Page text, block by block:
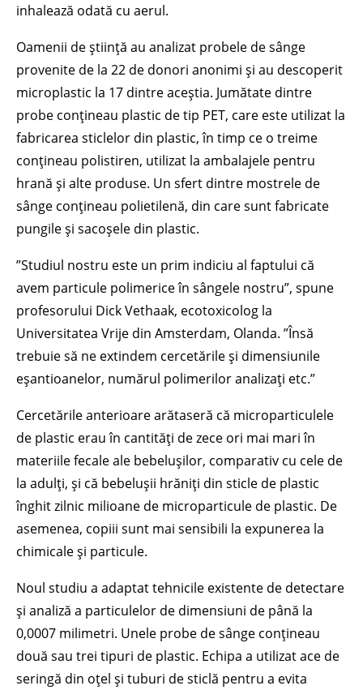
inhalează odată cu aerul.
Oamenii de știință au analizat probele de sânge
provenite de la 22 de donori anonimi și au descoperit
microplastic la 17 dintre aceștia. Jumătate dintre
probe conțineau plastic de tip PET, care este utilizat la
fabricarea sticlelor din plastic, în timp ce o treime
conțineau polistiren, utilizat la ambalajele pentru
hrană și alte produse. Un sfert dintre mostrele de
sânge conțineau polietilenă, din care sunt fabricate
pungile și sacoșele din plastic.
”Studiul nostru este un prim indiciu al faptului că
avem particule polimerice în sângele nostru”, spune
profesorului Dick Vethaak, ecotoxicolog la
Universitatea Vrije din Amsterdam, Olanda. ”Însă
trebuie să ne extindem cercetările și dimensiunile
eșantioanelor, numărul polimerilor analizați etc.”
Cercetările anterioare arătaseră că microparticulele
de plastic erau în cantități de zece ori mai mari în
materiile fecale ale bebelușilor, comparativ cu cele de
la adulți, și că bebelușii hrăniți din sticle de plastic
înghit zilnic milioane de microparticule de plastic. De
asemenea, copiii sunt mai sensibili la expunerea la
chimicale și particule.
Noul studiu a adaptat tehnicile existente de detectare
și analiză a particulelor de dimensiuni de până la
0,0007 milimetri. Unele probe de sânge conțineau
două sau trei tipuri de plastic. Echipa a utilizat ace de
seringă din oțel și tuburi de sticlă pentru a evita